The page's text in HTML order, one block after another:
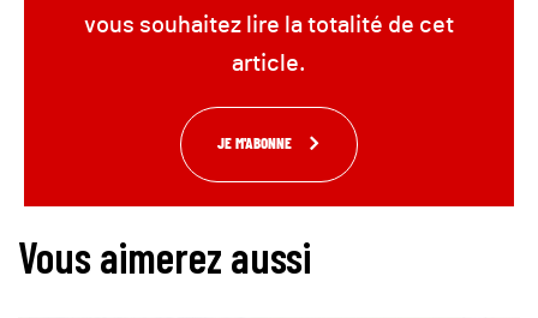
vous souhaitez lire la totalité de cet
article.
JE M'ABONNE
Vous aimerez aussi